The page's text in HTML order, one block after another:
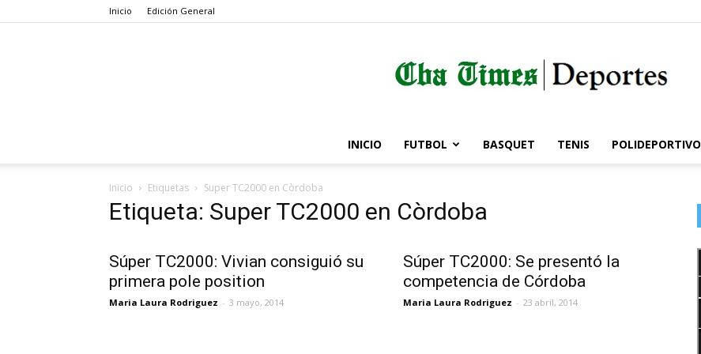
Inicio Edición General
Córdoba
INICIO FUTBOL BASQUET TENIS POLIDEPORTIVO
Inicio Etiquetas Super TC2000 en Còrdoba
Etiqueta: Super TC2000 en Còrdoba
Súper TC2000: Vivian consiguió su
primera pole position
Maria Laura Rodriguez - 3 mayo, 2014
Súper TC2000: Se presentó la
competencia de Córdoba
Maria Laura Rodriguez - 23 abril, 2014